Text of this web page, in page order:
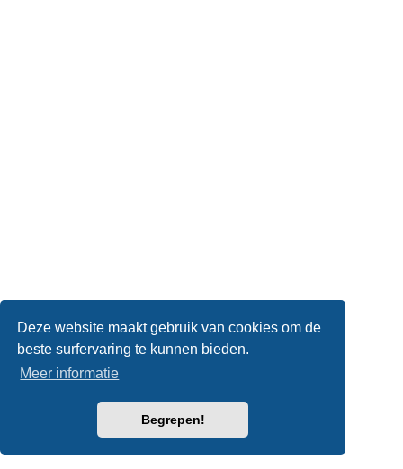
Deze website maakt gebruik van cookies om de
beste surfervaring te kunnen bieden.
Meer informatie
Begrepen!